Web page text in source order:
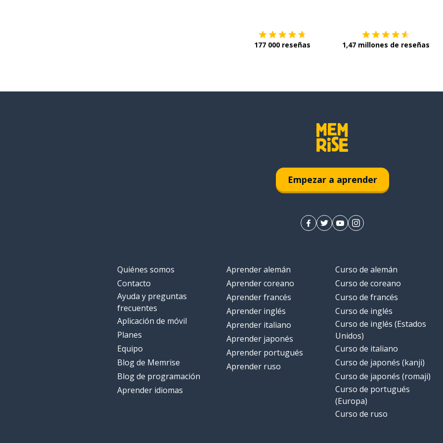
177 000 reseñas 1,47 millones de reseñas
Empezar a aprender
Quiénes somos
Contacto
Ayuda y preguntas
frecuentes
Aplicación de móvil
Planes
Equipo
Blog de Memrise
Blog de programación
Aprender idiomas
Aprender alemán
Aprender coreano
Aprender francés
Aprender inglés
Aprender italiano
Aprender japonés
Aprender portugués
Aprender ruso
Curso de alemán
Curso de coreano
Curso de francés
Curso de inglés
Curso de inglés (Estados
Unidos)
Curso de italiano
Curso de japonés (kanji)
Curso de japonés (romaji)
Curso de portugués
(Europa)
Curso de ruso